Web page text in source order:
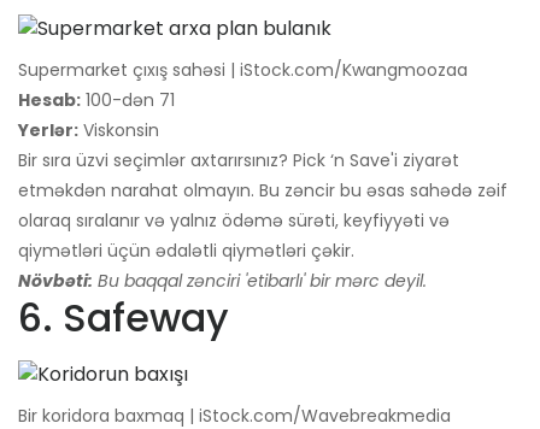
Supermarket çıxış sahəsi | iStock.com/Kwangmoozaa
Hesab: 100-dən 71
Yerlər: Viskonsin
Bir sıra üzvi seçimlər axtarırsınız? Pick ‘n Save'i ziyarət
etməkdən narahat olmayın. Bu zəncir bu əsas sahədə zəif
olaraq sıralanır və yalnız ödəmə sürəti, keyfiyyəti və
qiymətləri üçün ədalətli qiymətləri çəkir.
Növbəti: Bu baqqal zənciri 'etibarlı' bir mərc deyil.
6. Safeway
Bir koridora baxmaq | iStock.com/Wavebreakmedia